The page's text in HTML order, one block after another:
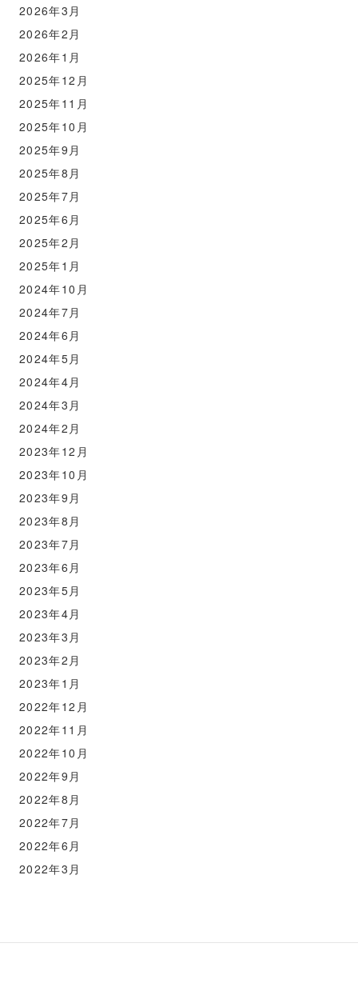
2026年3月
2026年2月
2026年1月
2025年12月
2025年11月
2025年10月
2025年9月
2025年8月
2025年7月
2025年6月
2025年2月
2025年1月
2024年10月
2024年7月
2024年6月
2024年5月
2024年4月
2024年3月
2024年2月
2023年12月
2023年10月
2023年9月
2023年8月
2023年7月
2023年6月
2023年5月
2023年4月
2023年3月
2023年2月
2023年1月
2022年12月
2022年11月
2022年10月
2022年9月
2022年8月
2022年7月
2022年6月
2022年3月